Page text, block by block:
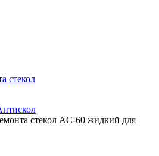
стекол
стекол AC-60 жидкий для